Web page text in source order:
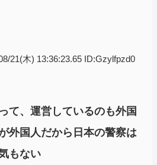
21(木) 13:36:23.65 ID:Gzylfpzd0
て、運営しているのも外国
外国人だから日本の警察は
もない